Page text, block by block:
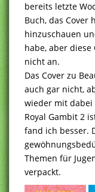
bereits letzte
Buch, das
hinzuschauen
habe, aber
nicht an.
Das Cover zu
auch gar nicht,
wieder mit dabei
Royal Gambit 2
fand ich besser.
Themen für
verpackt.